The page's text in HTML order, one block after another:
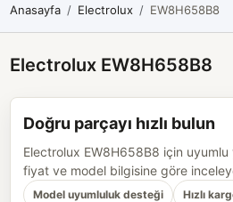
Anasayfa Electrolux EW8H658B8
Electrolux EW8H658B8
Doğru parçayı hızlı bulun
Electrolux EW8H658B8 için
fiyat ve model bilgisine göre
Model uyumluluk desteği Hızlı